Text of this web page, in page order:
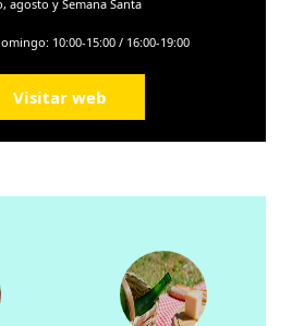
agosto y Semana Santa
10:00-15:00 / 16:00-19:00
Visitar web